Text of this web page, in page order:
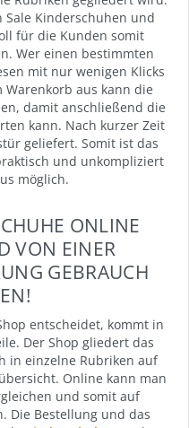
Sale Kinderschuhen und
für die Kunden somit
Wer einen bestimmten
mit nur wenigen Klicks
Warenkorb aus kann die
damit anschließend die
kann. Nach kurzer Zeit
geliefert. Somit ist das
und unkompliziert
möglich.
ONLINE
VON EINER
GEBRAUCH
entscheidet, kommt in
Der Shop gliedert das
in einzelne Rubriken auf
Online kann man
und somit auf
Die Bestellung und das